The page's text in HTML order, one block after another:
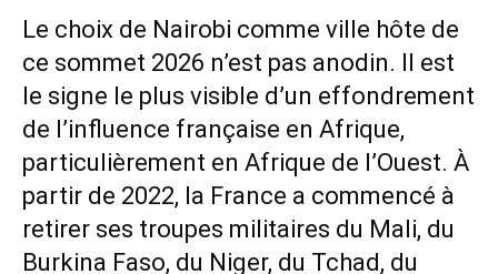
Le choix de Nairobi comme ville hôte de
ce sommet 2026 n’est pas anodin. Il est
le signe le plus visible d’un effondrement
de l’influence française en Afrique,
particulièrement en Afrique de l’Ouest. À
partir de 2022, la France a commencé à
retirer ses troupes militaires du Mali, du
Burkina Faso, du Niger, du Tchad, du